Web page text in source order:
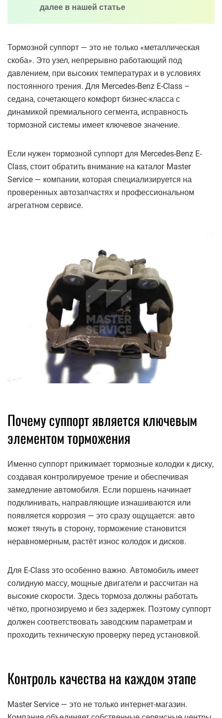
далее в нашей статье
Тормозной суппорт — это не только «металлическая
скоба». Это узел, непрерывно работающий под
давлением, при высоких температурах и в условиях
постоянного трения. Для Mercedes-Benz E-Class –
седана, сочетающего комфорт бизнес-класса с
динамикой премиального сегмента, исправность
тормозной системы имеет ключевое значение.
Если нужен тормозной суппорт для Mercedes-Benz E-
Class, стоит обратить внимание на каталог Master
Service — компании, которая специализируется на
проверенных автозапчастях и профессиональном
агрегатном сервисе.
Почему суппорт является ключевым
элементом торможения
Именно суппорт прижимает тормозные колодки к диску,
создавая контролируемое трение и обеспечивая
замедление автомобиля. Если поршень начинает
подклинивать, направляющие изнашиваются или
появляется коррозия — это сразу ощущается: авто
может тянуть в сторону, торможение становится
неравномерным, растёт износ колодок и дисков.
Для E-Class это особенно важно. Автомобиль имеет
солидную массу, мощные двигатели и рассчитан на
высокие скорости. Здесь тормоза должны работать
чётко, прогнозируемо и без задержек. Поэтому суппорт
должен соответствовать заводским параметрам и
проходить техническую проверку перед установкой.
Контроль качества на каждом этапе
Master Service — это не только интернет-магазин.